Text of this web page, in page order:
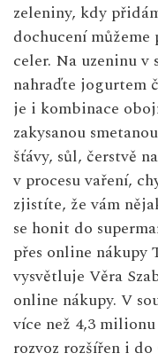
zeleniny, kdy
dochucení
celer. Na uzeninu v
nahraďte jogurtem
je i kombinace
zakysanou
šťávy, sůl, čerstvě
v procesu vaření,
zjistíte, že vám
se honit do
přes online nákupy
vysvětluje Věra
online nákupy. V
více než 4,3
rozvoz rozšířen i do